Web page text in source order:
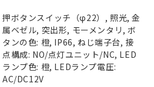
押ボタンスイッチ（φ22）, 照光, 金
属ベゼル, 突出形, モーメンタリ, ボ
タンの色: 橙, IP66, ねじ端子台, 接
点構成: NO/点灯ユニット/NC, LED
ランプ色: 橙, LEDランプ電圧:
AC/DC12V